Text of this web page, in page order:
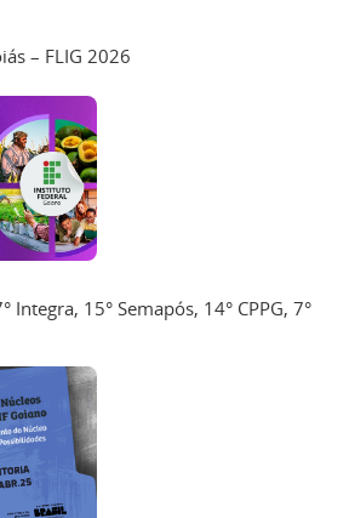
– FLIG 2026
Integra, 15° Semapós, 14° CPPG, 7°